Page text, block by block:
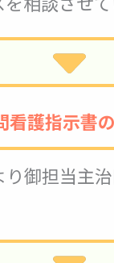
護指示書
御担当主